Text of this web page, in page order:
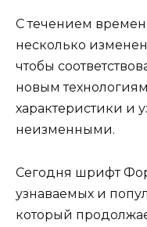
С течением
несколько
чтобы
новым
характеристики и
неизменными.
Сегодня шрифт
узнаваемых и
который